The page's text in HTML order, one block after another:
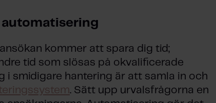
automatisering
kommer att spara dig tid;
tid som slösas på okvalificerade
i smidigare hantering är att samla in och
. Sätt upp urvalsfrågorna en